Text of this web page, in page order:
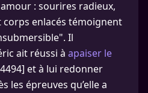
: sourires radieux,
corps enlacés témoignent
Il
ait réussi à apaiser le
et à lui redonner
les épreuves qu’elle a